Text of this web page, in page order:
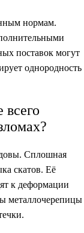
нормам.
поставок могут
однородность
Сплошная
скатов. Её
к деформации
металлочерепицы